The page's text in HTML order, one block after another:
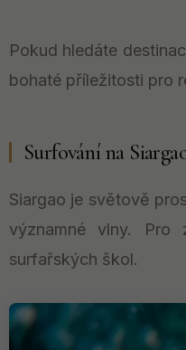
Pokud hledáte
bohaté příležitosti pro
Surfování na
Siargao je světově
významné vlny. Pro
surfařských škol.